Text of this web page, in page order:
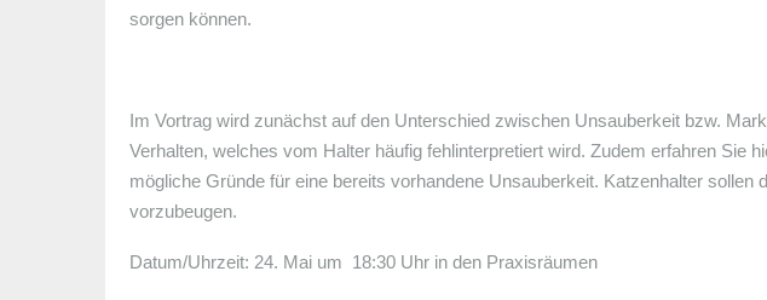
sorgen können.
Im Vortrag wird zunächst auf den Unterschied zwischen Unsauberkeit bzw.
Verhalten, welches vom Halter häufig fehlinterpretiert wird. Zudem erfahren Sie
mögliche Gründe für eine bereits vorhandene Unsauberkeit. Katzenhalter
vorzubeugen.
Datum/Uhrzeit: 24. Mai um 18:30 Uhr in den Praxisräumen